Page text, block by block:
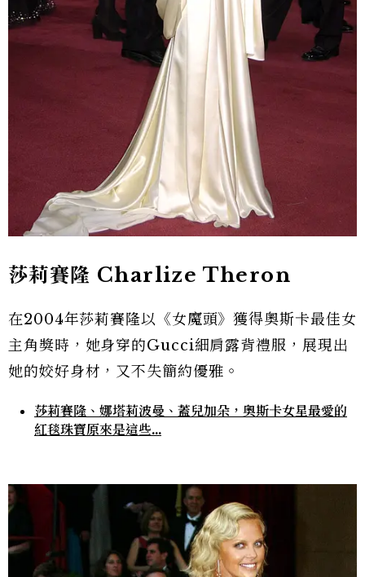
莎莉賽隆 Charlize Theron
在2004年莎莉賽隆以《女魔頭》獲得奧斯卡最佳女
主角獎時，她身穿的Gucci細肩露背禮服，展現出
她的姣好身材，又不失簡約優雅。
莎莉賽隆、娜塔莉波曼、蓋兒加朵，奧斯卡女星最愛的
紅毯珠寶原來是這些...